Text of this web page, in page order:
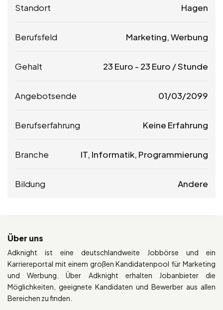
Standort Hagen
Berufsfeld Marketing, Werbung
Gehalt 23 Euro - 23 Euro / Stunde
Angebotsende 01/03/2099
Berufserfahrung Keine Erfahrung
Branche IT, Informatik, Programmierung
Bildung Andere
Über uns
Adknight ist eine deutschlandweite Jobbörse und ein
Karriereportal mit einem großen Kandidatenpool für Marketing
und Werbung. Über Adknight erhalten Jobanbieter die
Möglichkeiten, geeignete Kandidaten und Bewerber aus allen
Bereichen zu finden.